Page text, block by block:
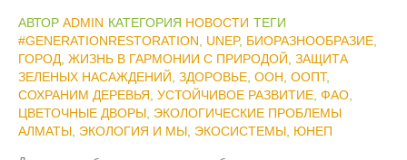
АВТОР ADMIN КАТЕГОРИЯ НОВОСТИ ТЕГИ
#GENERATIONRESTORATION
UNEP, БИОРАЗНООБРАЗИЕ
ГОРОД ЖИЗНЬ В ГАРМОНИИ С ПРИРОДОЙ ЗАЩИТА
ЗЕЛЕНЫХ НАСАЖДЕНИЙ ЗДОРОВЬЕ ООН ООПТ,
СОХРАНИМ ДЕРЕВЬЯ УСТОЙЧИВОЕ РАЗВИТИЕ ФАО
ЦВЕТОЧНЫЕ ДВОРЫ ЭКОЛОГИЧЕСКИЕ ПРОБЛЕМЫ
АЛМАТЫ ЭКОЛОГИЯ И МЫ ЭКОСИСТЕМЫ ЮНЕП